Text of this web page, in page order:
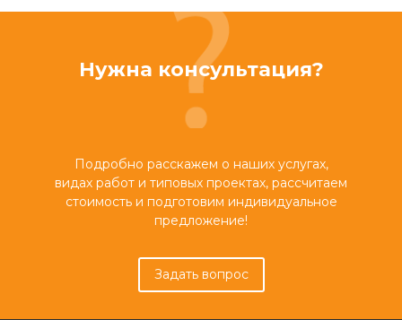
Нужна консультация?
Подробно расскажем о наших услугах,
видах работ и типовых проектах, рассчитаем
стоимость и подготовим индивидуальное
предложение!
Задать вопрос